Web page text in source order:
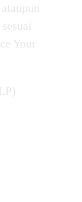
Your